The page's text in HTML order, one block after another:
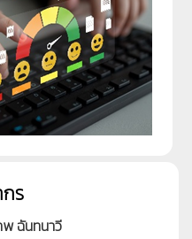
ร
ฉันทนาวี